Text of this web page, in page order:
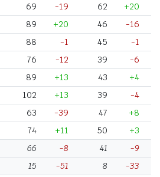
69 -19 62
+20
89 +20 46
-16
88 -1 45
-1
76 -12 39
-6
89 +13 43
+4
102 +13 39
-4
63 -39 47
+8
74 +11 50
+3
66 -8 41
-9
15 -51 8
-33